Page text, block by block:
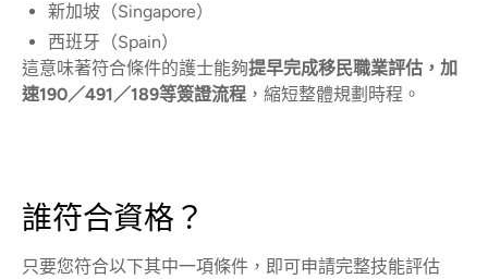
新加坡（Singapore）
西班牙（Spain）
這意味著符合條件的護士能夠提早完成移民職業評估，加
速190／491／189等簽證流程 ，縮短整體規劃時程。
誰符合資格？
只要您符合以下其中一項條件，即可申請完整技能評估